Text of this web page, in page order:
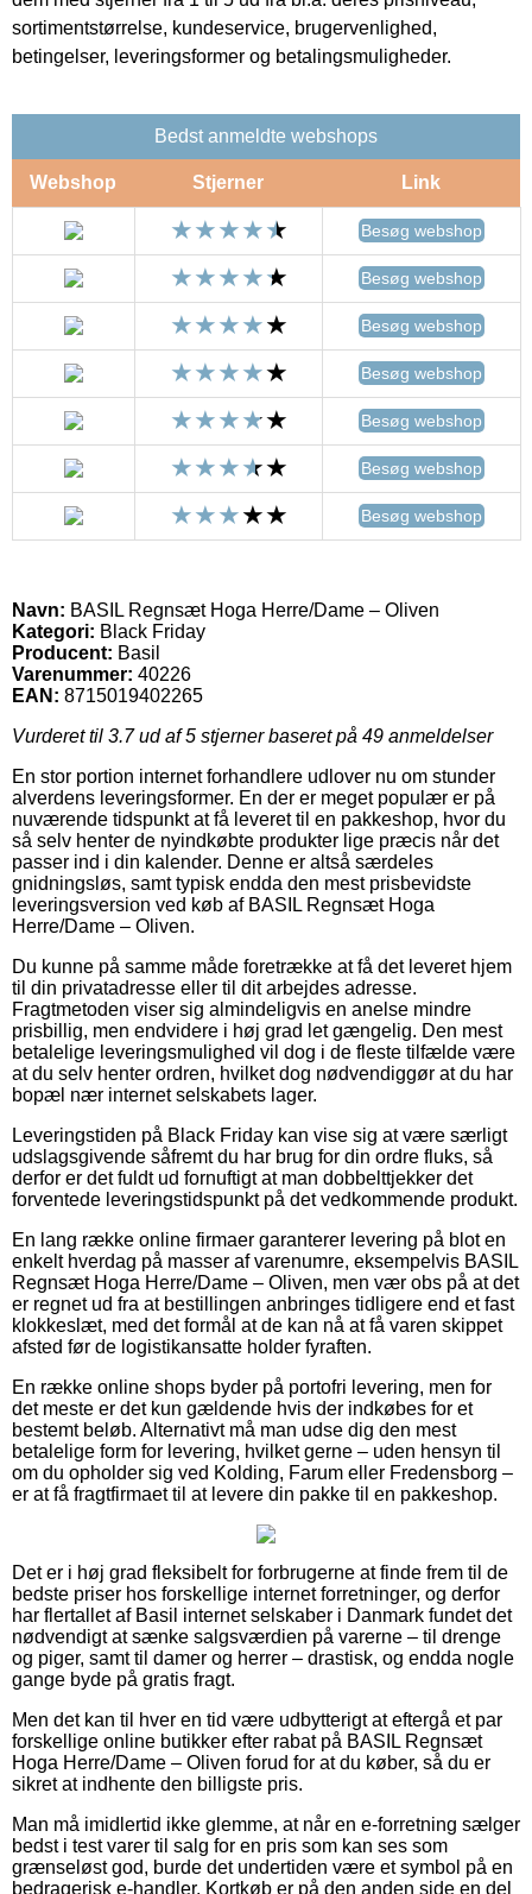
sortimentstørrelse, kundeservice, brugervenlighed,
betingelser, leveringsformer og betalingsmuligheder.
Bedst anmeldte webshops
Webshop Stjerner Link
Besøg webshop
Besøg webshop
Besøg webshop
Besøg webshop
Besøg webshop
Besøg webshop
Besøg webshop
Navn: BASIL Regnsæt Hoga Herre/Dame – Oliven
Kategori: Black Friday
Producent: Basil
Varenummer: 40226
EAN: 8715019402265
Vurderet til 3.7ud af 5 stjerner baseret på 49 anmeldelser
En stor portion internet forhandlere udlover nu om stunder
alverdens leveringsformer. En der er meget populær er på
nuværende tidspunkt at få leveret til en pakkeshop, hvor du
så selv henter de nyindkøbte produkter lige præcis når det
passer ind i din kalender. Denne er altså særdeles
gnidningsløs, samt typisk endda den mest prisbevidste
leveringsversion ved køb af BASIL Regnsæt Hoga
Herre/Dame – Oliven.
Du kunne på samme måde foretrække at få det leveret hjem
til din privatadresse eller til dit arbejdes adresse.
Fragtmetoden viser sig almindeligvis en anelse mindre
prisbillig, men endvidere i høj grad let gængelig. Den mest
betalelige leveringsmulighed vil dog i de fleste tilfælde være
at du selv henter ordren, hvilket dog nødvendiggør at du har
bopæl nær internet selskabets lager.
Leveringstiden på Black Friday kan vise sig at være særligt
udslagsgivende såfremt du har brug for din ordre fluks, så
derfor er det fuldt ud fornuftigt at man dobbelttjekker det
forventede leveringstidspunkt på det vedkommende produkt.
En lang række online firmaer garanterer levering på blot en
enkelt hverdag på masser af varenumre, eksempelvis BASIL
Regnsæt Hoga Herre/Dame – Oliven, men vær obs på at det
er regnet ud fra at bestillingen anbringes tidligere end et fast
klokkeslæt, med det formål at de kan nå at få varen skippet
afsted før de logistikansatte holder fyraften.
En række online shops byder på portofri levering, men for
det meste er det kun gældende hvis der indkøbes for et
bestemt beløb. Alternativt må man udse dig den mest
betalelige form for levering, hvilket gerne – uden hensyn til
om du opholder sig ved Kolding, Farum eller Fredensborg –
er at få fragtfirmaet til at levere din pakke til en pakkeshop.
Det er i høj grad fleksibelt for forbrugerne at finde frem til de
bedste priser hos forskellige internet forretninger, og derfor
har flertallet af Basil internet selskaber i Danmark fundet det
nødvendigt at sænke salgsværdien på varerne – til drenge
og piger, samt til damer og herrer – drastisk, og endda nogle
gange byde på gratis fragt.
Men det kan til hver en tid være udbytterigt at eftergå et par
forskellige online butikker efter rabat på BASIL Regnsæt
Hoga Herre/Dame – Oliven forud for at du køber, så du er
sikret at indhente den billigste pris.
Man må imidlertid ikke glemme, at når en e-forretning sælger
bedst i test varer til salg for en pris som kan ses som
grænseløst god, burde det undertiden være et symbol på en
bedragerisk e-handler. Kortkøb er på den anden side en del